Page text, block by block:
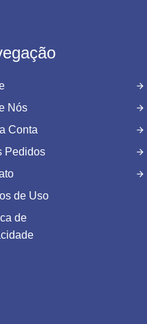
Nós
Conta
Pedidos
de Uso
de